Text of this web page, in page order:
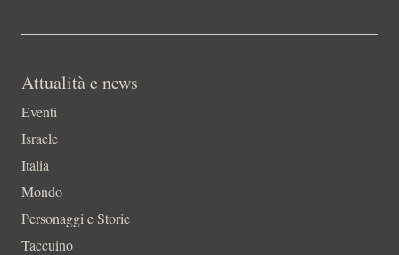
Attualità e news
Eventi
Israele
Italia
Mondo
Personaggi e Storie
Taccuino